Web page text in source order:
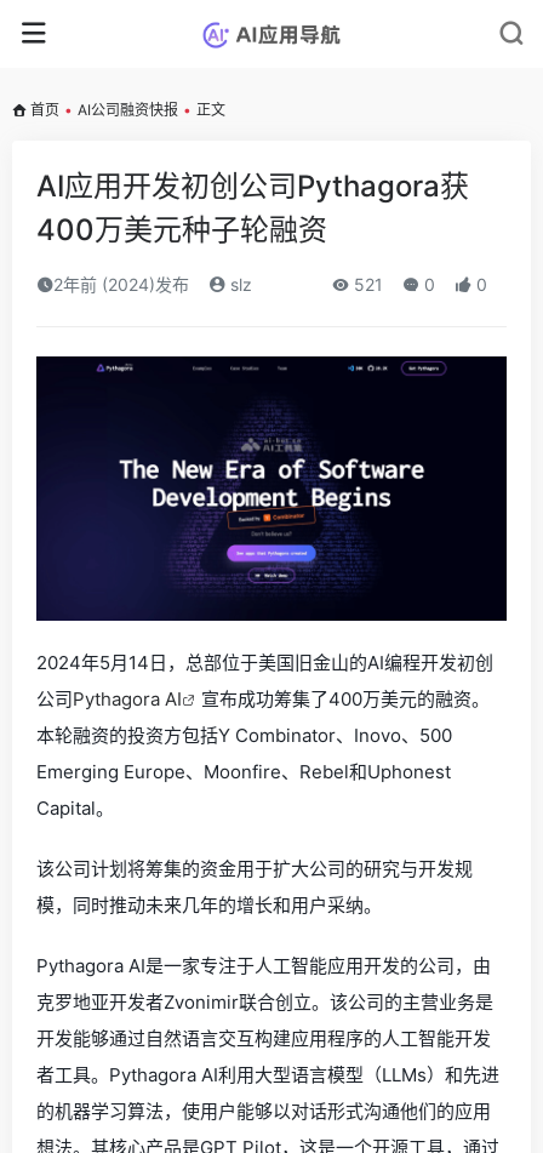
首页 • AI公司融资快报 • 正文
AI应用开发初创公司Pythagora获
400万美元种子轮融资
2年前 (2024)发布 slz 521 0 0
2024年5月14日，总部位于美国旧金山的AI编程开发初创
公司Pythagora AI
宣布成功筹集了400万美元的融资。
本轮融资的投资方包括Y Combinator、Inovo、500
Emerging Europe、Moonfire、Rebel和Uphonest
Capital。
该公司计划将筹集的资金用于扩大公司的研究与开发规
模，同时推动未来几年的增长和用户采纳。
Pythagora AI是一家专注于人工智能应用开发的公司，由
克罗地亚开发者Zvonimir联合创立。该公司的主营业务是
开发能够通过自然语言交互构建应用程序的人工智能开发
者工具。Pythagora AI利用大型语言模型（LLMs）和先进
的机器学习算法，使用户能够以对话形式沟通他们的应用
想法。其核心产品是GPT Pilot，这是一个开源工具，通过